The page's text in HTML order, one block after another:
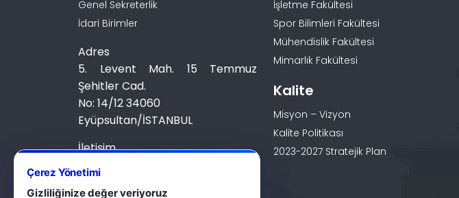
Genel Sekreterlik
İdari Birimler
Adres
5. Levent Mah. 15 Temmuz
Şehitler Cad.
No: 14/12 34060
Eyüpsultan/İSTANBUL
İletişim
0 (212) 924 24 44
İşletme Fakültesi
Spor Bilimleri Fakültesi
Mühendislik Fakültesi
Mimarlık Fakültesi
Kalite
Misyon – Vizyon
Kalite Politikası
2023-2027 Stratejik Plan
Çerez Yönetimi
Gizliliğinize değer veriyoruz